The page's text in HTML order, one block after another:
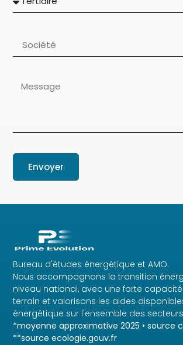
Envoyer
Bureau d'études énergétique et AMO.
Nous accompagnons la transition
niveau national, avec une forte capacité
terrain et valorisons les aides
énergétique sur l'ensemble des
*moyenne approximative 2025 • source
**source ecologie.gouv.fr